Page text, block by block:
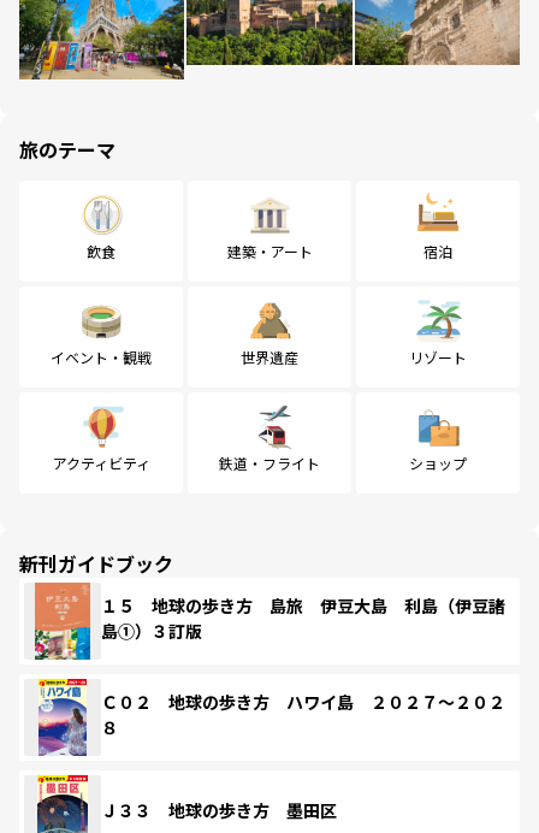
旅のテーマ
飲食 建築・アート 宿泊
イベント・観戦 世界遺産 リゾート
アクティビティ 鉄道・フライト ショップ
新刊ガイドブック
１５ 地球の歩き方 島旅 伊豆大島 利島（伊豆諸
島①）３訂版
Ｃ０２ 地球の歩き方 ハワイ島 ２０２７～２０２
８
Ｊ３３ 地球の歩き方 墨田区